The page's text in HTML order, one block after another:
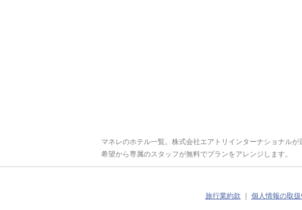
マネレのホテル一覧。株式会社エアトリインターナショナル
希望から専属のスタッフが無料でプランをアレンジします。
旅行業約款 個人情報の取